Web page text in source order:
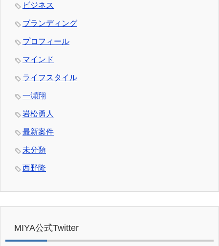
ビジネス
ブランディング
プロフィール
マインド
ライフスタイル
一瀬翔
岩松勇人
最新案件
未分類
西野隆
MIYA公式Twitter